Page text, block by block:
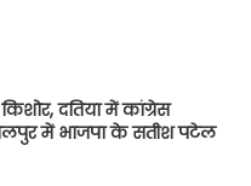
दतिया में कांग्रेस
में भाजपा के सतीश पटेल